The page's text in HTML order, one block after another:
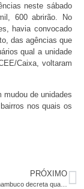
neste sábado
600 abrirão. No
havia convocado
das agências que
qual a unidade
Caixa, voltaram
de unidades
nos quais os
PRÓXIMO
Governo de Pernambuco decreta quarentena em cinco municípios da RMR